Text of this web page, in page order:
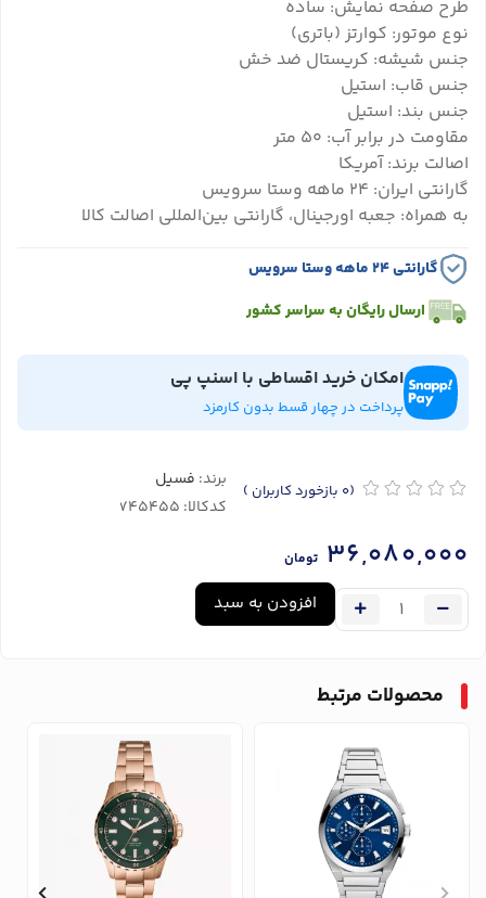
طرح صفحه نمایش: ساده
نوع موتور: کوارتز (باتری)
جنس شیشه: کریستال ضد خش
جنس قاب: استیل
جنس بند: استیل
مقاومت در برابر آب: ۵۰ متر
اصالت برند: آمریکا
گارانتی ایران: ۲۴ ماهه وستا سرویس
به همراه: جعبه اورجینال، گارانتی بین‌المللی اصالت کالا
گارانتی ۲۴ ماهه وستا سرویس
ارسال رایگان به سراسر کشور
امکان خرید اقساطی با اسنپ پی
پرداخت در چهار قسط بدون کارمزد
(0 بازخورد کاربران ) برند: فسیل
کدکالا:
36,080,000 تومان
افزودن به سبد
محصولات مرتبط